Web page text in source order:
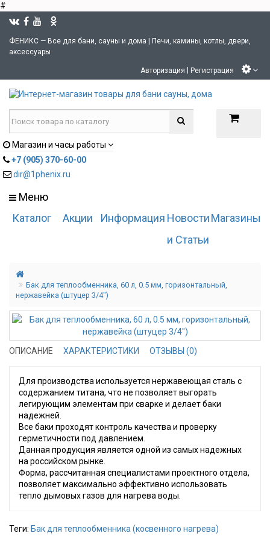
#
ФЕНИКС — Все для бани, сауны и дома | Печи, камины, котлы, двери,
аксессуары
Авторизация | Регистрация
Магазин и часы работы
+7 (905) 370-60-00
dir@1phenix.ru
Меню
Каталог
Акции Информация Новости
и Статьи
Магазины
Бак для теплообменника, 60 л, 0.5 мм, горизонтальный,
нержавейка (штуцер 3/4")
ОПИСАНИЕ ХАРАКТЕРИСТИКИ ОТЗЫВЫ (0)
Для производства используется нержавеющая сталь с
содержанием титана, что не позволяет выгорать
легирующим элементам при сварке и делает баки
надежней.
Все баки проходят контроль качества и проверку
герметичности под давлением.
Данная продукция является одной из самых надежных
на российском рынке.
Форма, рассчитанная специалистами проектного отдела,
позволяет максимально эффективно использовать
тепло дымовых газов для нагрева воды.
Теги: Бак для теплообменника (косвенного нагрева)